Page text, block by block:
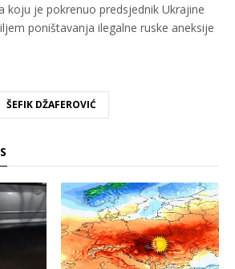
koju je pokrenuo predsjednik Ukrajine
poništavanja ilegalne ruske aneksije
ŠEFIK DŽAFEROVIĆ